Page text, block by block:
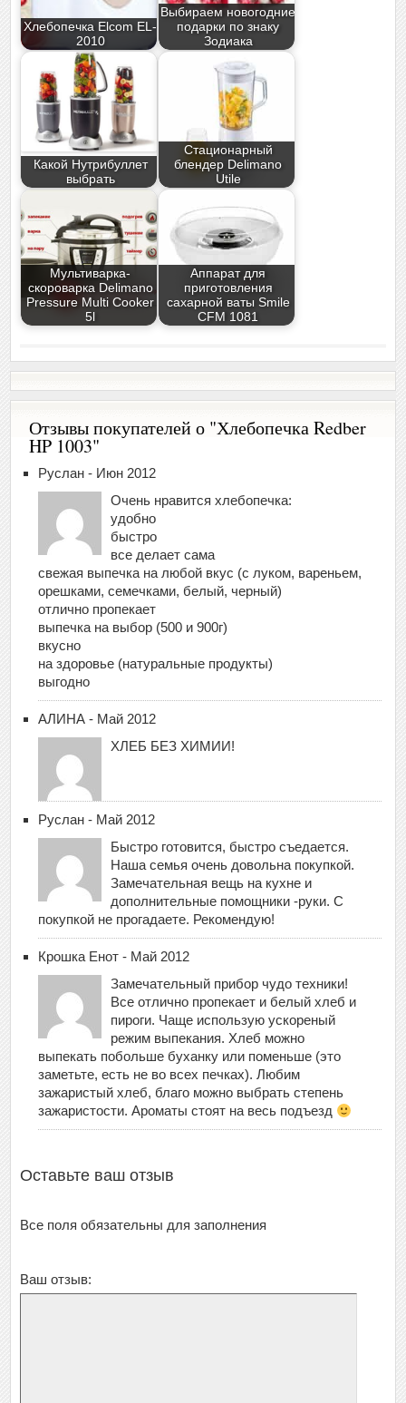
Хлебопечка Elcom EL-
2010
Выбираем новогодние
подарки по знаку
Зодиака
Какой Нутрибуллет
выбрать
Стационарный
блендер Delimano
Utile
Мультиварка-
скороварка Delimano
Pressure Multi Cooker
5l
Аппарат для
приготовления
сахарной ваты Smile
CFM 1081
Отзывы покупателей о "Хлебопечка Redber
HP 1003"
Руслан - Июн 2012
Очень нравится хлебопечка:
удобно
быстро
все делает сама
свежая выпечка на любой вкус (с луком, вареньем,
орешками, семечками, белый, черный)
отлично пропекает
выпечка на выбор (500 и 900г)
вкусно
на здоровье (натуральные продукты)
выгодно
АЛИНА - Май 2012
ХЛЕБ БЕЗ ХИМИИ!
Руслан - Май 2012
Быстро готовится, быстро съедается.
Наша семья очень довольна покупкой.
Замечательная вещь на кухне и
дополнительные помощники -руки. С
покупкой не прогадаете. Рекомендую!
Крошка Енот - Май 2012
Замечательный прибор чудо техники!
Все отлично пропекает и белый хлеб и
пироги. Чаще использую ускореный
режим выпекания. Хлеб можно
выпекать побольше буханку или поменьше (это
заметьте, есть не во всех печках). Любим
зажаристый хлеб, благо можно выбрать степень
зажаристости. Ароматы стоят на весь подъезд
Оставьте ваш отзыв
Все поля обязательны для заполнения
Ваш отзыв: